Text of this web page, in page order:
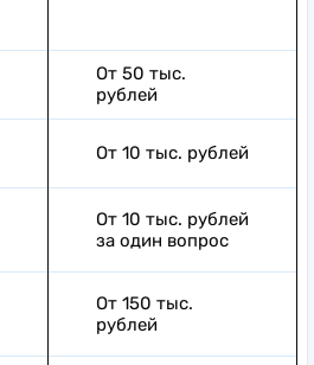
От 50 тыс.
рублей
От 10 тыс. рублей
От 10 тыс. рублей
за один вопрос
От 150 тыс.
рублей